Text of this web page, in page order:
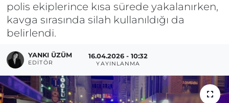
polis ekiplerince kısa sürede yakalanırken,
kavga sırasında silah kullanıldığı da
belirlendi.
YANKI ÜZÜM
EDITÖR
16.04.2026 - 10:32
YAYINLANMA